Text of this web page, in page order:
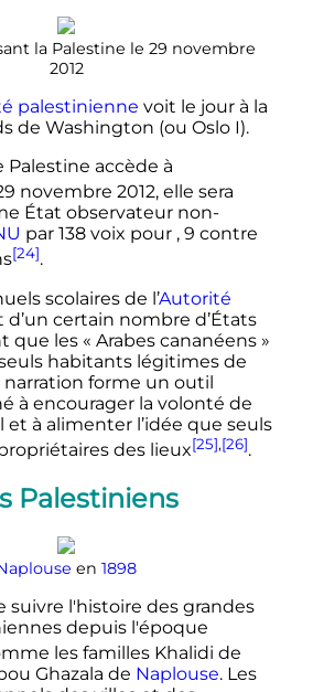
la Palestine le 29 novembre
2012
palestinienne voit le jour à la
de Washington (ou Oslo I).
Palestine accède à
novembre 2012, elle sera
État observateur non-
par 138 voix pour , 9 contre
[24].
scolaires de l’Autorité
d’un certain nombre d’États
que les « Arabes cananéens »
habitants légitimes de
narration forme un outil
à encourager la volonté de
à alimenter l’idée que seuls
des lieux[25],[26].
Palestiniens
en 1898
suivre l'histoire des grandes
depuis l'époque
les familles Khalidi de
Ghazala de Naplouse. Les